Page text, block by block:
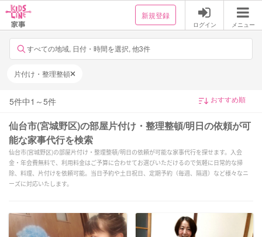
新規登録
ログイン メニュー
すべての地域, 日付・時間を選択, 他3件
片付け・整理整頓
5件中1 ～5件
仙台市(宮城野区)の部屋片付け・整理整頓/明日の依頼が可
能な家事代行を検索
仙台市(宮城野区)の部屋片付け・整理整頓/明日の依頼が可能な家事代行を探せます。入会
金・年会費無料で、利用料金はご予算に合わせてお選びいただけるので気軽に日常的な掃
除、料理、片付けを依頼可能。当日予約や土日祝日、定期予約（毎週、隔週）など様々なニ
ーズに対応いたします。